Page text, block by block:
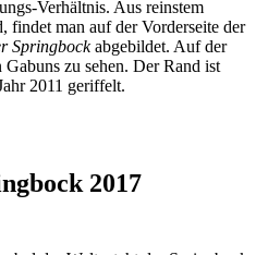
Verhältnis. Aus reinstem
findet man auf der Vorderseite der
Springbockabgebildet. Auf der
Gabuns zu sehen. Der Rand ist
2011 geriffelt.
2017